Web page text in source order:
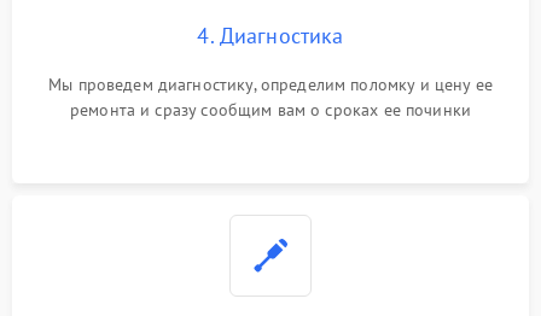
4. Диагностика
Мы проведем диагностику, определим поломку и цену ее
ремонта и сразу сообщим вам о сроках ее починки